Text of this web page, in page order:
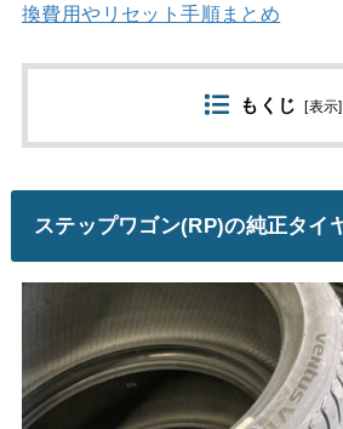
換費用やリセット手順まとめ
もくじ [表示]
ステップワゴン(RP)の純正タイ